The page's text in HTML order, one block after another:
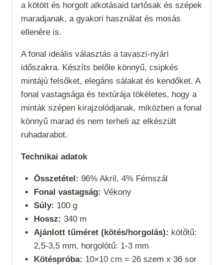
a kötött és horgolt alkotásaid tartósak és szépek
maradjanak, a gyakori használat és mosás
ellenére is.
A fonal ideális választás a tavaszi-nyári
időszakra. Készíts belőle könnyű, csipkés
mintájú felsőket, elegáns sálakat és kendőket. A
fonal vastagsága és textúrája tökéletes, hogy a
minták szépen kirajzolódjanak, miközben a fonal
könnyű marad és nem terheli az elkészült
ruhadarabot.
Technikai adatok
Összetétel: 96% Akril, 4% Fémszál
Fonal vastagság: Vékony
Súly: 100 g
Hossz: 340 m
Ajánlott tűméret (kötés/horgolás): kötőtű:
2,5-3,5 mm, horgolótű: 1-3 mm
Kötéspróba: 10×10 cm = 26 szem x 36 sor